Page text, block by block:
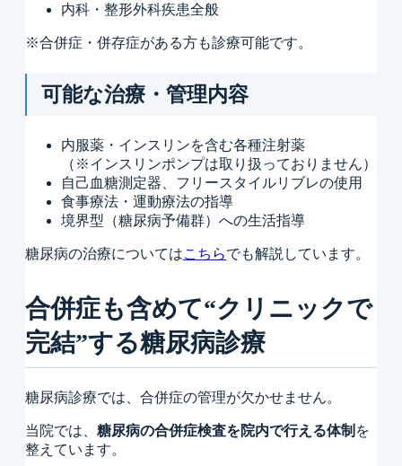
内科・整形外科疾患全般
※合併症・併存症がある方も診療可能です。
可能な治療・管理内容
内服薬・インスリンを含む各種注射薬
（※インスリンポンプは取り扱っておりません）
自己血糖測定器、フリースタイルリブレの使用
食事療法・運動療法の指導
境界型（糖尿病予備群）への生活指導
糖尿病の治療についてはこちらでも解説しています。
合併症も含めて“クリニックで
完結”する糖尿病診療
糖尿病診療では、合併症の管理が欠かせません。
当院では、 糖尿病の合併症検査を院内で行える体制 を
整えています。